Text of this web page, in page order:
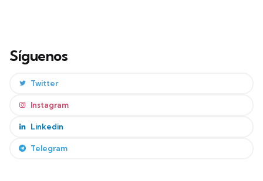
Síguenos
Twitter
Instagram
Linkedin
Telegram